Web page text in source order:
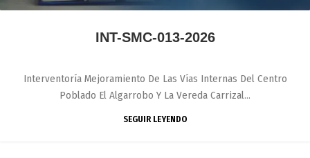
INT-SMC-013-2026
Interventoría Mejoramiento De Las Vías Internas Del Centro
Poblado El Algarrobo Y La Vereda Carrizal...
SEGUIR LEYENDO